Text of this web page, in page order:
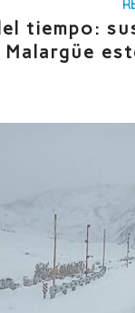
tiempo:
Malargüe